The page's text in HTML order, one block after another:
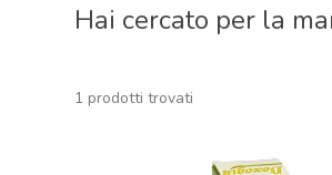
Hai cercato per la
1 prodotti trovati